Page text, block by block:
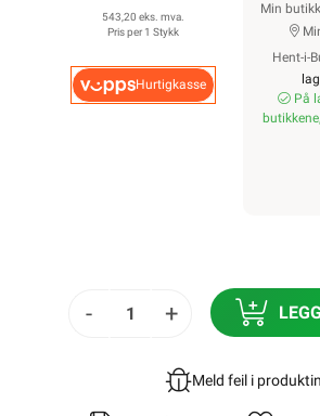
543,20 eks. mva.
Pris per 1 Stykk
Hurtigkasse
Min
Hent-i-
På
- +
Meld feil i